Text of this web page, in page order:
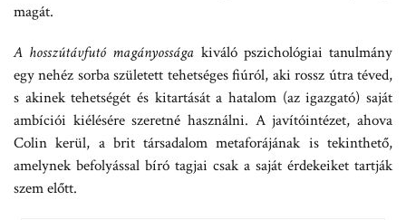
magát.
A hosszútávfutó magányossága kiváló pszichológiai tanulmány
egy nehéz sorba született tehetséges fiúról, aki rossz útra téved,
s akinek tehetségét és kitartását a hatalom (az igazgató) saját
ambíciói kiélésére szeretné használni. A javítóintézet, ahova
Colin kerül, a brit társadalom metaforájának is tekinthető,
amelynek befolyással bíró tagjai csak a saját érdekeiket tartják
szem előtt.